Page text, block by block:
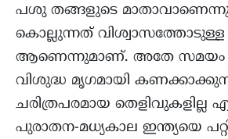
പശു തങ്ങളുടെ
കൊല്ലുന്നത് വിശ്വാസത്തോടുള്ള
ആണെന്നുമാണ്. അതേ സമയം
വിശുദ്ധ മൃഗമായി
ചരിത്രപരമായ തെളിവുകളില്ല
പുരാതന-മധ്യകാല ഇന്ത്യയെ പറ്റി